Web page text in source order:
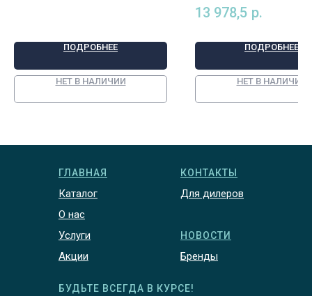
ПОДРОБНЕЕ
НЕТ В НАЛИЧИИ
исполнение:
1,20 м, исполнение:
13 978,5 р.
ПОДРОБНЕЕ
НЕТ В НАЛИЧИИ
ГЛАВНАЯ
Каталог
О нас
Услуги
Акции
КОНТАКТЫ
Для дилеров
НОВОСТИ
Бренды
БУДЬТЕ ВСЕГДА В КУРСЕ!